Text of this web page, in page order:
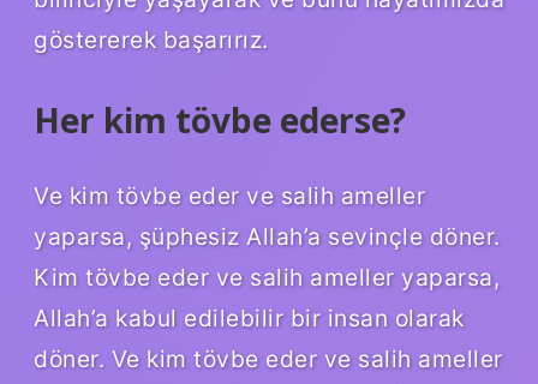
göstererek başarırız.
Her kim tövbe ederse?
Ve kim tövbe eder ve salih ameller
yaparsa, şüphesiz Allah’a sevinçle döner.
Kim tövbe eder ve salih ameller yaparsa,
Allah’a kabul edilebilir bir insan olarak
döner. Ve kim tövbe eder ve salih ameller